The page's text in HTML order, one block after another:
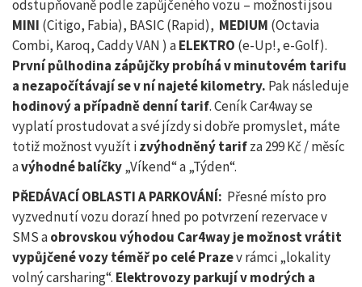
odstupňovaně podle zapůjčeného vozu – možnosti jsou
MINI (Citigo, Fabia), BASIC (Rapid), MEDIUM (Octavia
Combi, Karoq, Caddy VAN ) aELEKTRO (e-Up!, e-Golf).
První půlhodina zápůjčky probíhá v minutovém tarifu
a nezapočítávají se v ní najeté kilometry. Pak následuje
hodinový a případně denní tarif. Ceník Car4way se
vyplatí prostudovat a své jízdy si dobře promyslet, máte
totiž možnost využít izvýhodněný tarifza 299 Kč / měsíc
avýhodné balíčky„Víkend“ a „Týden“.
PŘEDÁVACÍ OBLASTI A PARKOVÁNÍ: Přesné místo pro
vyzvednutí vozu dorazí hned po potvrzení rezervace v
SMS aobrovskou výhodou Car4way je možnost vrátit
vypůjčené vozy téměř po celé Prazev rámci „lokality
volný carsharing“. Elektrovozy parkují v modrých a